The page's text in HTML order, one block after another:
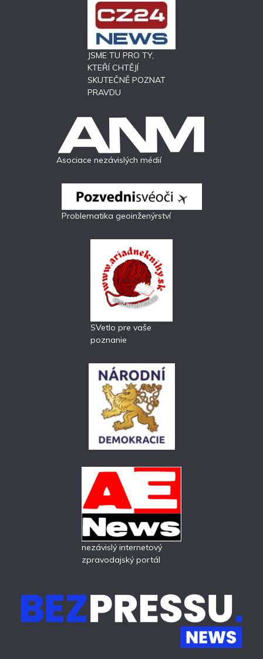
JSME TU PRO TY,
KTEŘÍ CHTĚJÍ
SKUTEČNĚ POZNAT
PRAVDU
Asociace nezávislých médií
Problematika geoinženýrství
SVetlo pre vaše
poznanie
nezávislý internetový
zpravodajský portál